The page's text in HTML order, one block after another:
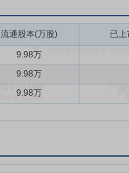
流通股本(万股) 已
9.98万
9.98万
9.98万